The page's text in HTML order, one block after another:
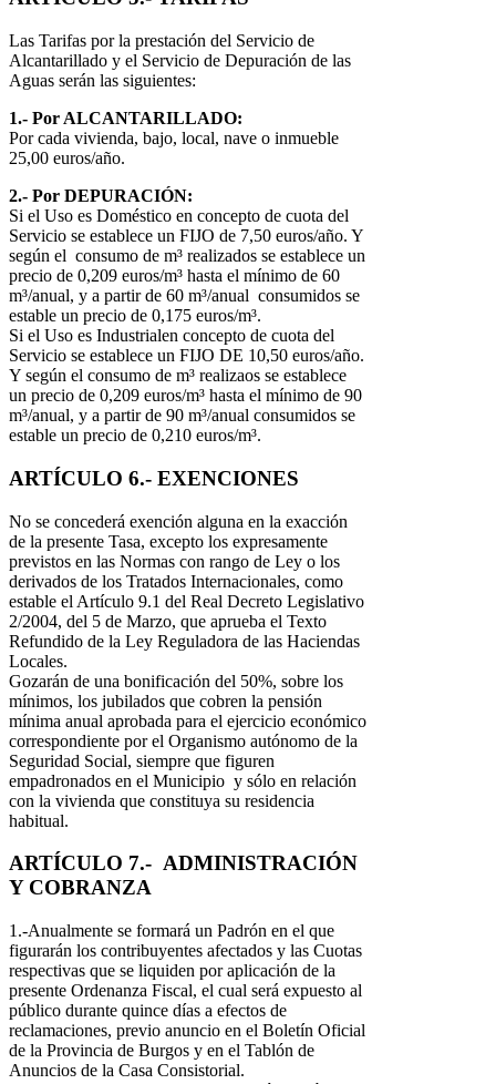
Las Tarifas por la prestación del Servicio de
Alcantarillado y el Servicio de Depuración de las
Aguas serán las siguientes:
1.- Por ALCANTARILLADO:
Por cada vivienda, bajo, local, nave o inmueble
25,00 euros/año.
2.- Por DEPURACIÓN:
Si el Uso es Doméstico en concepto de cuota del
Servicio se establece un FIJO de 7,50 euros/año. Y
según el consumo de m³ realizados se establece un
precio de 0,209 euros/m³ hasta el mínimo de 60
m³/anual, y a partir de 60 m³/anual consumidos se
estable un precio de 0,175 euros/m³.
Si el Uso es Industrialen concepto de cuota del
Servicio se establece un FIJO DE 10,50 euros/año.
Y según el consumo de m³ realizaos se establece
un precio de 0,209 euros/m³ hasta el mínimo de 90
m³/anual, y a partir de 90 m³/anual consumidos se
estable un precio de 0,210 euros/m³.
ARTÍCULO 6.- EXENCIONES
No se concederá exención alguna en la exacción
de la presente Tasa, excepto los expresamente
previstos en las Normas con rango de Ley o los
derivados de los Tratados Internacionales, como
estable el Artículo 9.1 del Real Decreto Legislativo
2/2004, del 5 de Marzo, que aprueba el Texto
Refundido de la Ley Reguladora de las Haciendas
Locales.
Gozarán de una bonificación del 50%, sobre los
mínimos, los jubilados que cobren la pensión
mínima anual aprobada para el ejercicio económico
correspondiente por el Organismo autónomo de la
Seguridad Social, siempre que figuren
empadronados en el Municipio y sólo en relación
con la vivienda que constituya su residencia
habitual.
ARTÍCULO 7.- ADMINISTRACIÓN
Y COBRANZA
1.-Anualmente se formará un Padrón en el que
figurarán los contribuyentes afectados y las Cuotas
respectivas que se liquiden por aplicación de la
presente Ordenanza Fiscal, el cual será expuesto al
público durante quince días a efectos de
reclamaciones, previo anuncio en el Boletín Oficial
de la Provincia de Burgos y en el Tablón de
Anuncios de la Casa Consistorial.